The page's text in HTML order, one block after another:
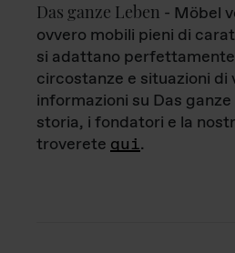
Das ganze Leben - Möbel
ovvero mobili pieni di
si adattano
circostanze e situazioni di
informazioni su Das
storia, i fondatori e la
troverete qui.